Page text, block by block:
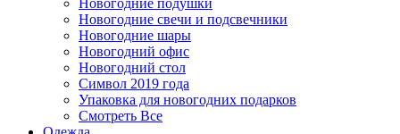
Новогодние подушки
Новогодние свечи и подсвечники
Новогодние шары
Новогодний офис
Новогодний стол
Символ 2019 года
Упаковка для новогодних подарков
Смотреть Все